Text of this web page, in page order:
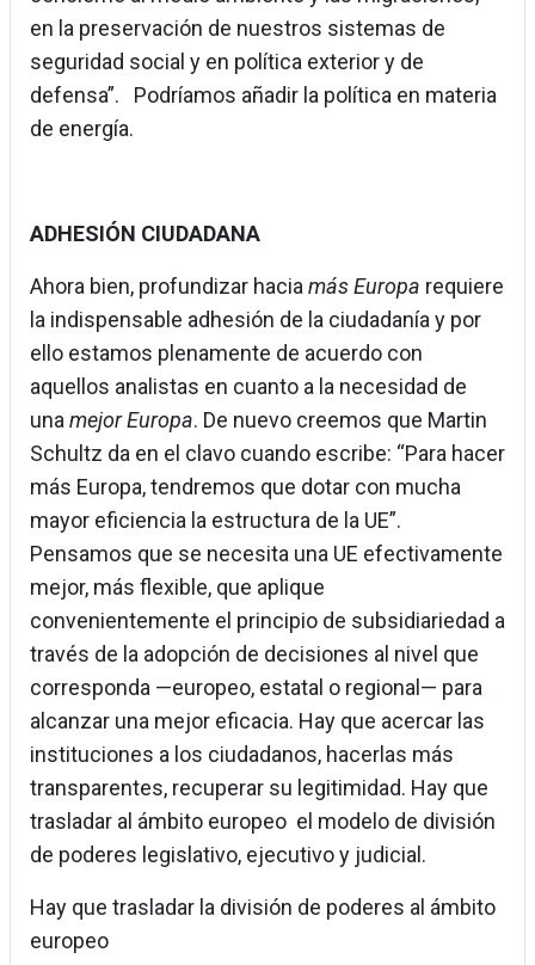
en la preservación de nuestros sistemas de
seguridad social y en política exterior y de
defensa”. Podríamos añadir la política en materia
de energía.
ADHESIÓN CIUDADANA
Ahora bien, profundizar hacia más Europa requiere
la indispensable adhesión de la ciudadanía y por
ello estamos plenamente de acuerdo con
aquellos analistas en cuanto a la necesidad de
una mejor Europa. De nuevo creemos que Martin
Schultz da en el clavo cuando escribe: “Para hacer
más Europa, tendremos que dotar con mucha
mayor eficiencia la estructura de la UE”.
Pensamos que se necesita una UE efectivamente
mejor, más flexible, que aplique
convenientemente el principio de subsidiariedad a
través de la adopción de decisiones al nivel que
corresponda —europeo, estatal o regional— para
alcanzar una mejor eficacia. Hay que acercar las
instituciones a los ciudadanos, hacerlas más
transparentes, recuperar su legitimidad. Hay que
trasladar al ámbito europeo el modelo de división
de poderes legislativo, ejecutivo y judicial.
Hay que trasladar la división de poderes al ámbito
europeo